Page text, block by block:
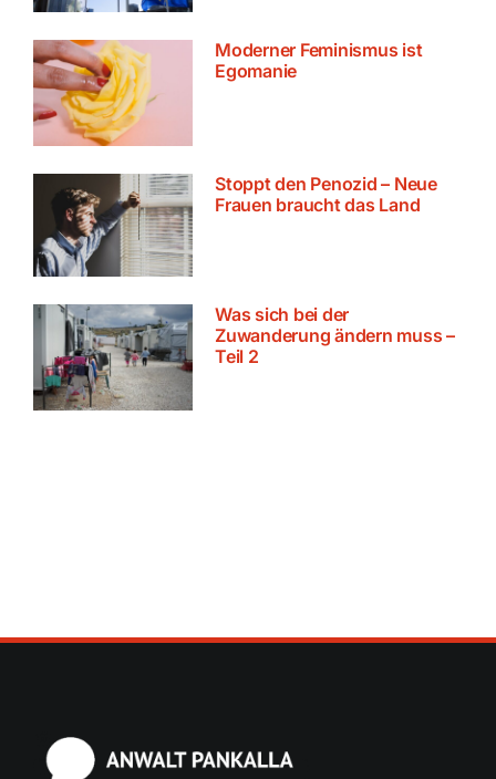
Moderner Feminismus ist
Egomanie
Stoppt den Penozid – Neue
Frauen braucht das Land
Was sich bei der
Zuwanderung ändern muss –
Teil 2